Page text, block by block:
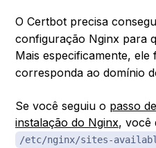
O Certbot precisa
configuração Nginx para
Mais especificamente,
corresponda ao domínio
Se você seguiu o passo
instalação do Nginx, você
/etc/nginx/sites-